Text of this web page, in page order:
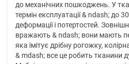
до механічних пошкоджень. У
термін експлуатації & ndash; до
деформації і потертостей.
вражають & ndash; вони мають
яка імітує дрібну рогожку,
& mdash; все це робить тканини